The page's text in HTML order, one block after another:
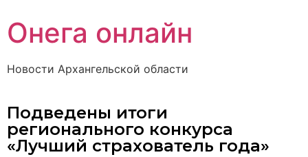
Онега онлайн
Новости Архангельской области
Подведены итоги
регионального конкурса
«Лучший страхователь года»